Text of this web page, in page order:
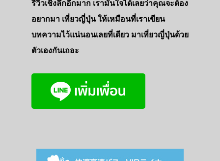
รีวิวเชิงลึกอีกมาก เรามั่นใจได้เลยว่าคุณจะต้อง
อยากมา เที่ยวญี่ปุ่น ให้เหมือนที่เราเขียน
บทความไว้แน่นอนเลยที่เดียว มาเที่ยวญี่ปุ่นด้วย
ตัวเองกันเถอะ